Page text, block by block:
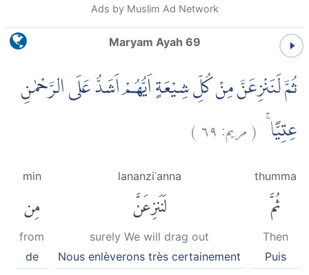
Ads by Muslim Ad Network
Maryam Ayah 69
ثُمَّ لَنَنْزِعَنَّ مِنْ كُلِّ شِيْعَةٍ اَيُّهُمْ اَشَدُّ عَلَى الرَّحْمٰنِ
عِتِيًّا ۚ (مريم:٦٩)
thumma
ثُمَّ
Then
Puis
lananziʿanna
لَنَنزِعَنَّ
surely We will drag out
Nous enlèverons très certainement
min
مِن
from
de